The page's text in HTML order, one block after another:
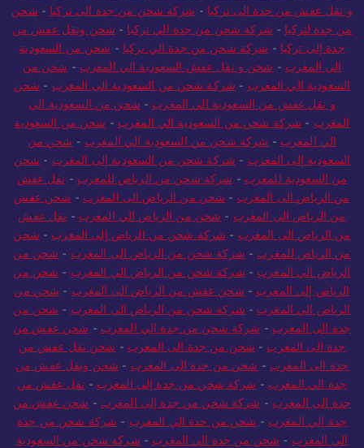
و نقل عفش من جدة الى تركيا - شركة شحن من جدة الى تركيا - شحن
من جدة لتركيا - شركة شحن من جدة الي تركيا - شحن ونقل عفش من
جدة إلى تركيا - شركة شحن من جدة الي تركيا - شحن من السعودية
الي المغرب - شحن و نقل عفش السعودية الي المغرب - شحن من
السعودية الي المغرب - شركة شحن من السعودية الى المغرب - شحن
و نقل عفش من السعودية الي المغرب - شحن من السعودية الي
المغرب - شركة شحن من السعودية الي المغرب - شحن من السعودية
الي المغرب - شركة شحن من السعودية الي المغرب - شحن من
السعودية إلى المغرب - شركة شحن من السعودية إلى المغرب - شحن
من السعودية للمغرب - شركة شحن من الرياض للمغرب - نقل عفش
من الرياض الى المغرب - شحن من الرياض الى المغرب - شحن عفش
من الرياض الي المغرب - شحن من الرياض الي المغرب - نقل عفش
من الرياض الى المغرب - شركة شحن من الرياض إلى المغرب - شحن
من الرياض للمغرب - شركة شحن من الرياض الى المغرب - شحن من
الرياض الي المغرب - شركة شحن من الرياض الي المغرب - شحن من
الرياض إلى المغرب - شحن عفش من الرياض الى المغرب - شحن من
الرياض الي المغرب - شركة شحن من الرياض الي المغرب - شحن من
جدة الى المغرب - شركة شحن من جدة الي المغرب - شحن عفش من
جدة الى المغرب - شحن من جدة الى المغرب - شحن نقل عفش من
جدة الى المغرب - شحن من جدة الى المغرب - شحن ونقل عفش من
جدة الي المغرب - شركة شحن من جدة إلى المغرب - نقل عفش من
جدة الى المغرب - شركة شحن من جدة إلى المغرب - شحن عفش من
جدة الي المغرب - شحن من جدة الي المغرب - شركة شحن من جدة
الي المغرب - شحن من جدة الي المغرب - شركة شحن من السعودية